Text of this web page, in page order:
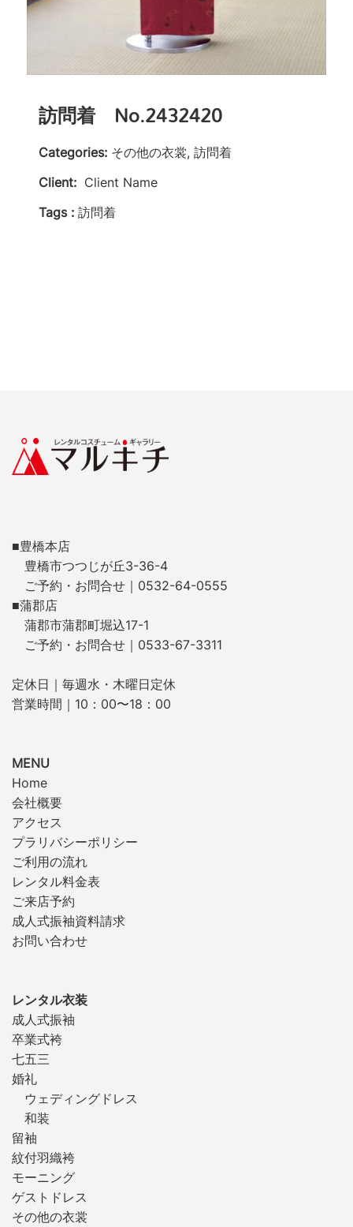
訪問着 No.2432420
Categories: その他の衣裳, 訪問着
Client: Client Name
Tags : 訪問着
■豊橋本店
豊橋市つつじが丘3-36-4
ご予約・お問合せ｜0532-64-0555
■蒲郡店
蒲郡市蒲郡町堀込17-1
ご予約・お問合せ｜0533-67-3311
定休日｜毎週水・木曜日定休
営業時間｜10：00〜18：00
MENU
Home
会社概要
アクセス
プラリバシーポリシー
ご利用の流れ
レンタル料金表
ご来店予約
成人式振袖資料請求
お問い合わせ
レンタル衣装
成人式振袖
卒業式袴
七五三
婚礼
ウェディングドレス
和装
留袖
紋付羽織袴
モーニング
ゲストドレス
その他の衣裳